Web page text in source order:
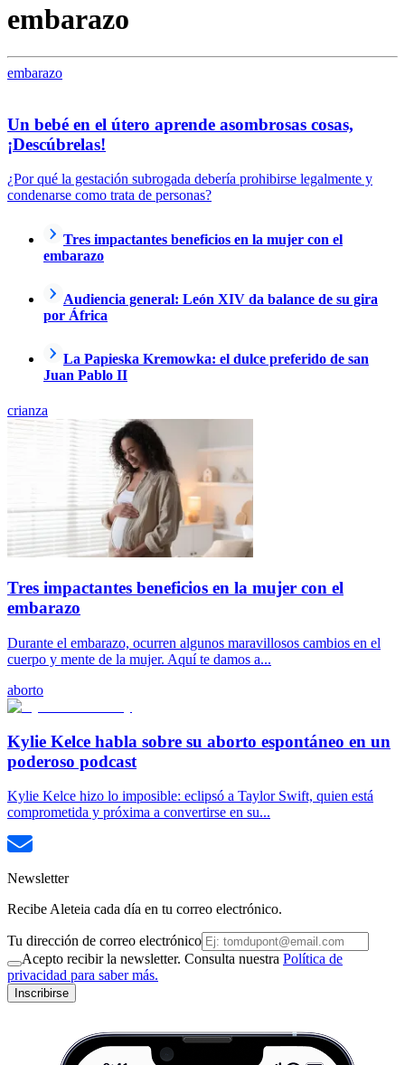
embarazo
embarazo
Un bebé en el útero aprende asombrosas cosas,
¡Descúbrelas!
¿Por qué la gestación subrogada debería prohibirse legalmente y
condenarse como trata de personas?
Tres impactantes beneficios en la mujer con el
embarazo
Audiencia general: León XIV da balance de su gira
por África
La Papieska Kremowka: el dulce preferido de san
Juan Pablo II
crianza
Tres impactantes beneficios en la mujer con el
embarazo
Durante el embarazo, ocurren algunos maravillosos cambios en el
cuerpo y mente de la mujer. Aquí te damos a...
aborto
Kylie Kelce habla sobre su aborto espontáneo en un
poderoso podcast
Kylie Kelce hizo lo imposible: eclipsó a Taylor Swift, quien está
comprometida y próxima a convertirse en su...
Newsletter
Recibe Aleteia cada día en tu correo electrónico.
Tu dirección de correo electrónico
Acepto recibir la newsletter. Consulta nuestra Política de
privacidad para saber más.
Inscribirse